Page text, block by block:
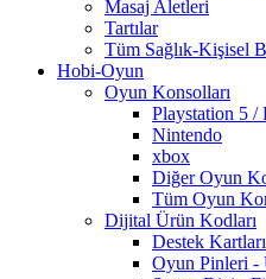
Masaj Aletleri
Tartılar
Tüm Sağlık-Kişisel
Hobi-Oyun
Oyun Konsolları
Playstation 5 /
Nintendo
xbox
Diğer Oyun
Tüm Oyun
Dijital Ürün Kodları
Destek Kartları
Oyun Pinleri -